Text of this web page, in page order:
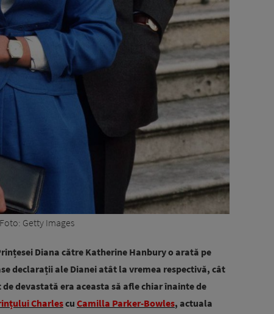
Foto: Getty Images
Diana către Katherine Hanbury o arată pe
declarații ale Dianei atât la vremea respectivă, cât
devastată era aceasta să afle chiar înainte de
Charlescu Camilla Parker-Bowles, actuala